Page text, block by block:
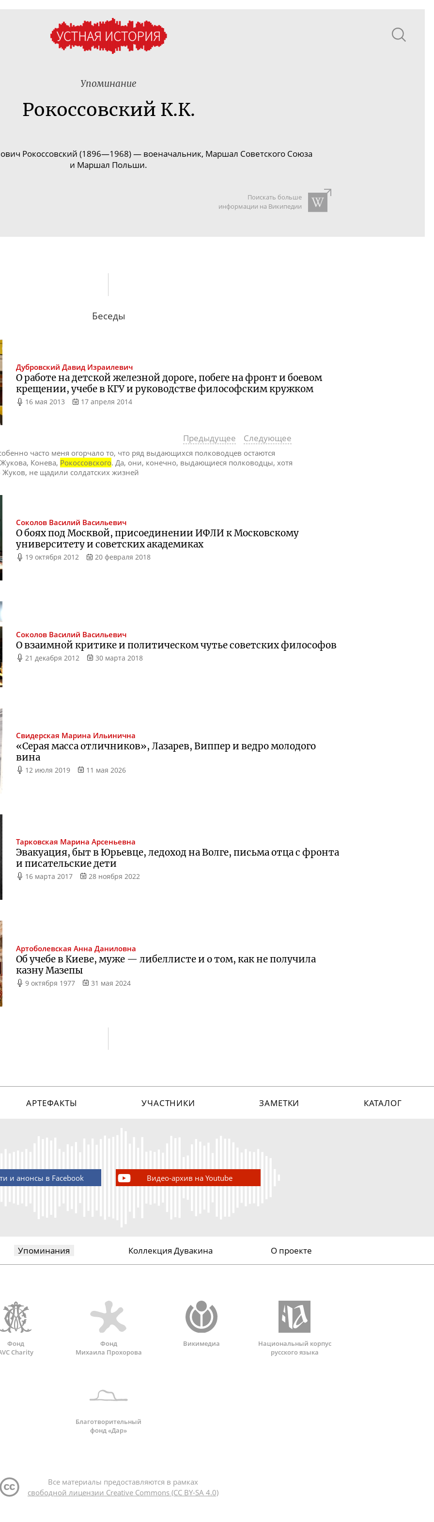
Упоминание
Рокоссовский К.К.
Рокоссовский (1896—1968) — военачальник, Маршал Советского Союза
и Маршал Польши.
Поискать больше
информации на Википедии
Беседы
Дубровский Давид Израилевич
О работе на детской железной дороге, побеге на фронт и боевом
крещении, учебе в КГУ и руководстве философским кружком
16 мая 2013 17 апреля 2014
Предыдущее Следующее
часто меня огорчало то, что ряд выдающихся полководцев остаются
Конева, Рокоссовского. Да, они, конечно, выдающиеся полководцы, хотя
не щадили солдатских жизней
Соколов Василий Васильевич
О боях под Москвой, присоединении ИФЛИ к Московскому
университету и советских академиках
19 октября 2012 20 февраля 2018
Соколов Василий Васильевич
О взаимной критике и политическом чутье советских философов
21 декабря 2012 30 марта 2018
Свидерская Марина Ильинична
«Серая масса отличников», Лазарев, Виппер и ведро молодого
вина
12 июля 2019 11 мая 2026
Тарковская Марина Арсеньевна
Эвакуация, быт в Юрьевце, ледоход на Волге, письма отца с фронта
и писательские дети
16 марта 2017 28 ноября 2022
Артоболевская Анна Даниловна
Об учебе в Киеве, муже — либеллисте и о том, как не получила
казну Мазепы
9 октября 1977 31 мая 2024
АРТЕФАКТЫ УЧАСТНИКИ ЗАМЕТКИ КАТАЛОГ
и анонсы в Facebook Видео-архив на Youtube
Упоминания Коллекция Дувакина О проекте
Фонд
Charity
Фонд
Михаила Прохорова
Викимедиа
Национальный корпус
русского языка
Благотворительный
фонд «Дар»
Все материалы предоставляются в рамках
свободной лицензии Creative Commons (CC BY-SA 4.0)